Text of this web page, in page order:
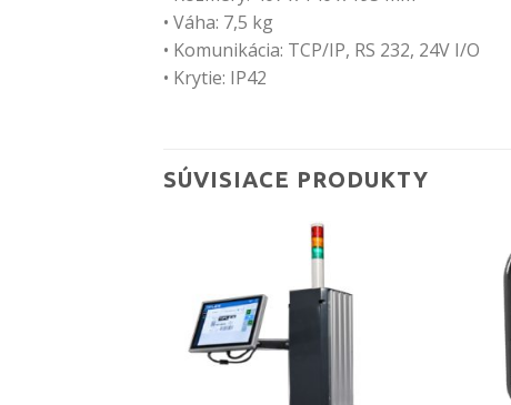
• Váha: 7,5 kg
• Komunikácia: TCP/IP, RS 232, 24V I/O
• Krytie: IP42
SÚVISIACE PRODUKTY